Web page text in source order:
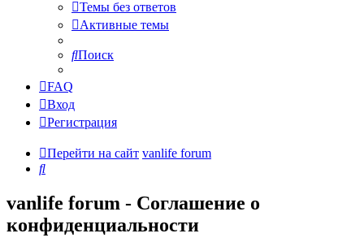
Темы без ответов
Активные темы
Поиск
FAQ
Вход
Регистрация
Перейти на сайт vanlife forum
Поиск
vanlife forum - Соглашение о
конфиденциальности